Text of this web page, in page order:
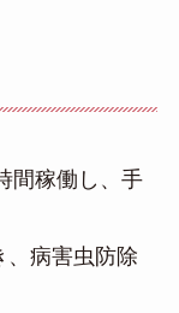
間稼働し、手
、病害虫防除